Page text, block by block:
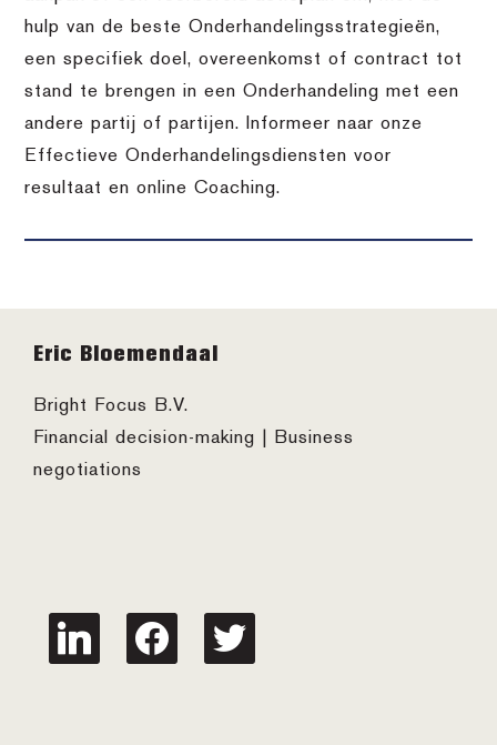
hulp van de beste Onderhandelingsstrategieën,
een specifiek doel, overeenkomst of contract tot
stand te brengen in een Onderhandeling met een
andere partij of partijen. Informeer naar onze
Effectieve Onderhandelingsdiensten voor
resultaat en online Coaching.
Footer
Eric Bloemendaal
Bright Focus B.V.
Financial decision-making | Business
negotiations
linkedin facebook twitter